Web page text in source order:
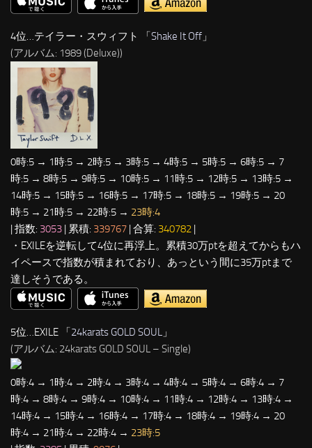
4位…テイラー・スウィフト 「Shake It Off 」
(アルバム: 1989 (Deluxe))
0時:5 → 1時:5 → 2時:5 → 3時:5 → 4時:5 → 5時:5 → 6時:5 → 7
時:5 → 8時:5 → 9時:5 → 10時:5 → 11時:5 → 12時:5 → 13時:5 →
14時:5 → 15時:5 → 16時:5 → 17時:5 → 18時:5 → 19時:5 → 20
時:5 → 21時:5 → 22時:5 → 23時:4
| 指数: 3053 | 累積: 339767 | 合算: 340782 |
・EXILEを逆転して4位に再浮上。累積30万ptを超えてからもハ
イペースで指数が積まれており、あっという間に35万ptまで
達しそうである。
5位…EXILE 「24karats GOLD SOUL 」
(アルバム: 24karats GOLD SOUL – Single)
0時:4 → 1時:4 → 2時:4 → 3時:4 → 4時:4 → 5時:4 → 6時:4 → 7
時:4 → 8時:4 → 9時:4 → 10時:4 → 11時:4 → 12時:4 → 13時:4 →
14時:4 → 15時:4 → 16時:4 → 17時:4 → 18時:4 → 19時:4 → 20
時:4 → 21時:4 → 22時:4 → 23時:5